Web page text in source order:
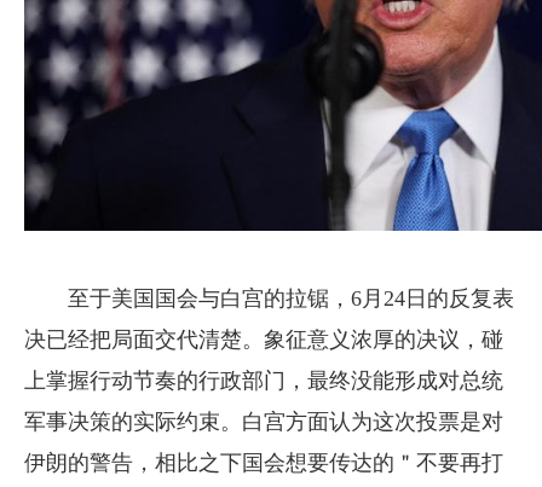
至于美国国会与白宫的拉锯，6月24日的反复表
决已经把局面交代清楚。象征意义浓厚的决议，碰
上掌握行动节奏的行政部门，最终没能形成对总统
军事决策的实际约束。白宫方面认为这次投票是对
伊朗的警告，相比之下国会想要传达的＂不要再打